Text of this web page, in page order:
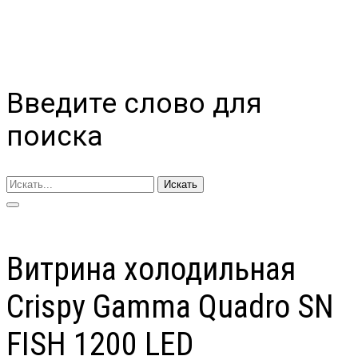
Введите слово для
поиска
Искать
Витрина холодильная
Crispy Gamma Quadro SN
FISH 1200 LED